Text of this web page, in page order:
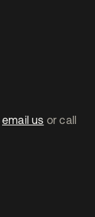
email us or call